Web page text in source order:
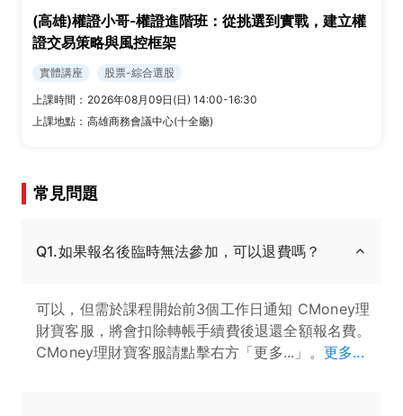
(高雄)權證小哥-權證進階班：從挑選到實戰，建立權
證交易策略與風控框架
實體講座
股票-綜合選股
上課時間： 2026年08月09日(日) 14:00-16:30
上課地點： 高雄商務會議中心(十全廳)
常見問題
Q1.如果報名後臨時無法參加，可以退費嗎？
可以，但需於課程開始前3個工作日通知 CMoney理
財寶客服，將會扣除轉帳手續費後退還全額報名費。
CMoney理財寶客服請點擊右方「更多...」。 更多...